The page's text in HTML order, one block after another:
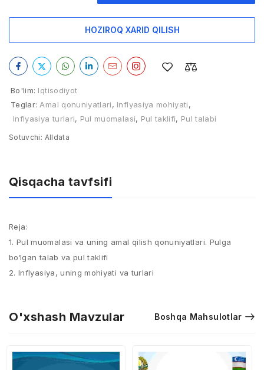
HOZIROQ XARID QILISH
Bo'lim: Iqtisodiyot
Teglar: Amal qonuniyatlari, Inflyasiya mohiyati,
Inflyasiya turlari, Pul muomalasi, Pul taklifi, Pul talabi
Sotuvchi: Alldata
Qisqacha tavfsifi
Reja:
1. Pul muomalasi va uning amal qilish qonuniyatlari. Pulga
bo‘lgan talab va pul taklifi​
2​. Inflyasiya, uning mohiyati va turlari
O'xshash Mavzular Boshqa Mahsulotlar